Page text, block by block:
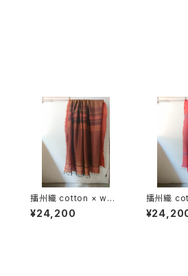
播州織 cotton × woo
l __ border 220-120
落葉GK
¥24,200
播州織
l __
火輪GK